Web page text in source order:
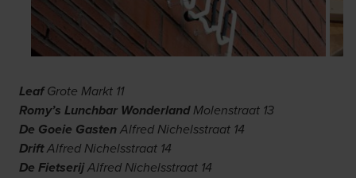
LeafGrote Markt 11
Romy’s Lunchbar WonderlandMolenstraat 13
De Goeie GastenAlfred Nichelsstraat 14
DriftAlfred Nichelsstraat 14
De FietserijAlfred Nichelsstraat 14